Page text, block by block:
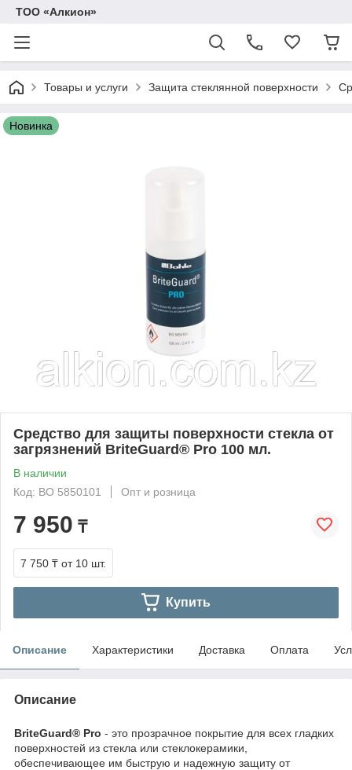
ТОО «Алкион»
Товары и услуги Защита стеклянной поверхности
Новинка
Средство для защиты поверхности стекла от
загрязнений BriteGuard® Pro 100 мл.
В наличии
Код: BO 5850101
Опт и розница
7 950 ₸
7 750 ₸ от 10 шт.
Купить
Описание Характеристики Доставка Оплата
Описание
BriteGuard® Pro - это прозрачное покрытие для всех гладких
поверхностей из стекла или стеклокерамики,
обеспечивающее им быструю и надежную защиту от